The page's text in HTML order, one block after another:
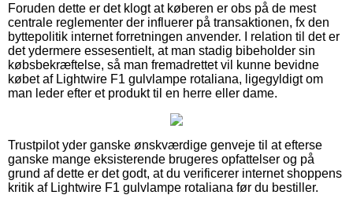
Foruden dette er det klogt at køberen er obs på de mest
centrale reglementer der influerer på transaktionen, fx den
byttepolitik internet forretningen anvender. I relation til det er
det ydermere essesentielt, at man stadig bibeholder sin
købsbekræftelse, så man fremadrettet vil kunne bevidne
købet af Lightwire F1 gulvlampe rotaliana, ligegyldigt om
man leder efter et produkt til en herre eller dame.
Trustpilot yder ganske ønskværdige genveje til at efterse
ganske mange eksisterende brugeres opfattelser og på
grund af dette er det godt, at du verificerer internet shoppens
kritik af Lightwire F1 gulvlampe rotaliana før du bestiller.